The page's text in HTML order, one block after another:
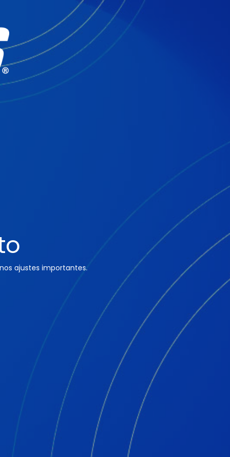
ajustes importantes.